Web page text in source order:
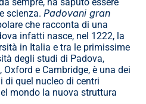
scienza. Padovani gran
che racconta di una
infatti nasce, nel 1222, la
in Italia e tra le primissime
degli studi di Padova,
e Cambridge, è una dei
quel nucleo di centri
mondo la nuova struttura